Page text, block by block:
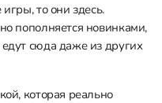
то они здесь.
пополняется новинками,
сюда даже из других
которая реально